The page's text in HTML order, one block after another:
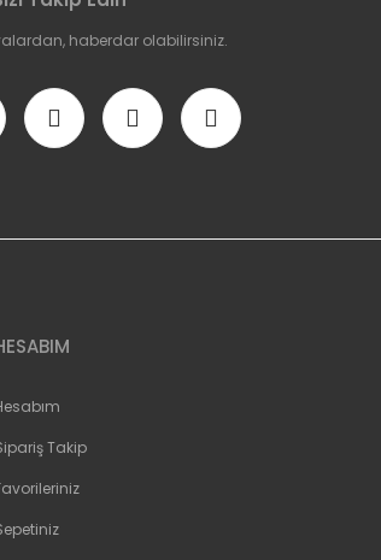
haberdar olabilirsiniz.
Takip